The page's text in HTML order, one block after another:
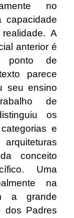
no
capacidade
A
anterior é
ponto de
parece
seu ensino
de
os
e
conceito
Uma
na
a grande
dos Padres